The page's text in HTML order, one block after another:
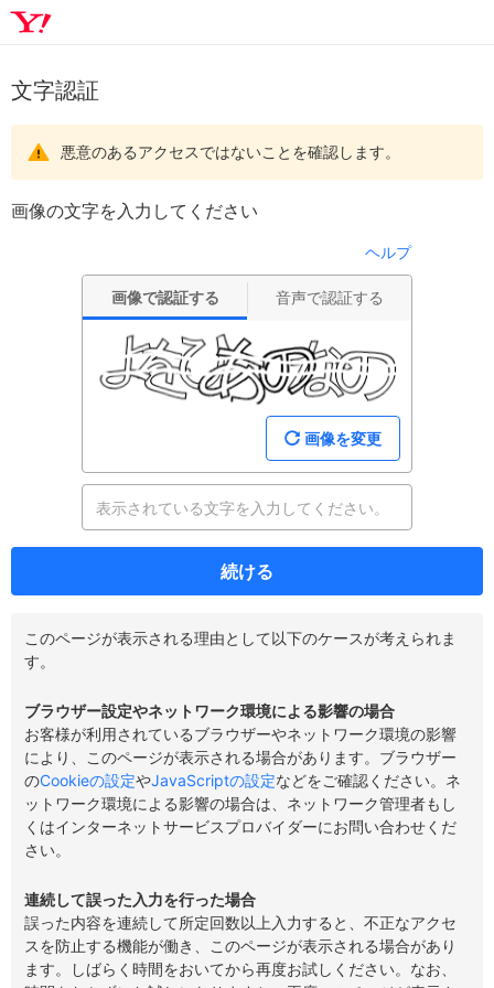
文字認証
悪意のあるアクセスではないことを確認します。
画像の文字を入力してください
ヘルプ
画像で認証する 音声で認証する
画像を変更
続ける
このページが表示される理由として以下のケースが考えられま
す。
ブラウザー設定やネットワーク環境による影響の場合
お客様が利用されているブラウザーやネットワーク環境の影響
により、このページが表示される場合があります。ブラウザー
のCookieの設定やJavaScriptの設定などをご確認ください。ネ
ットワーク環境による影響の場合は、ネットワーク管理者もし
くはインターネットサービスプロバイダーにお問い合わせくだ
さい。
連続して誤った入力を行った場合
誤った内容を連続して所定回数以上入力すると、不正なアクセ
スを防止する機能が働き、このページが表示される場合があり
ます。しばらく時間をおいてから再度お試しください。なお、